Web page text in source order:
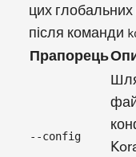
цих
після команди
Прапорець
--config